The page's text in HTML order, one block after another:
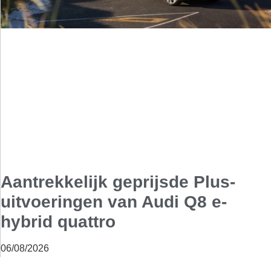
Aantrekkelijk geprijsde Plus-
uitvoeringen van Audi Q8 e-
hybrid quattro
06/08/2026